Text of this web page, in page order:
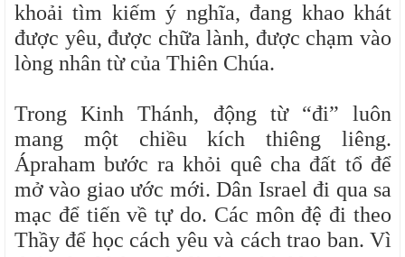
khoải tìm kiếm ý nghĩa, đang khao khát
được yêu, được chữa lành, được chạm vào
lòng nhân từ của Thiên Chúa.
Trong Kinh Thánh, động từ “đi” luôn
mang một chiều kích thiêng liêng.
Ápraham bước ra khỏi quê cha đất tổ để
mở vào giao ước mới. Dân Israel đi qua sa
mạc để tiến về tự do. Các môn đệ đi theo
Thầy để học cách yêu và cách trao ban. Vì